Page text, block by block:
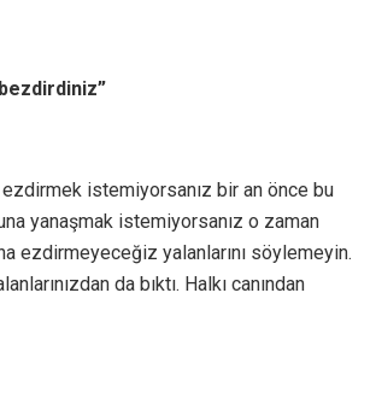
bezdirdiniz”
istemiyorsanız bir an önce bu
yanaşmak istemiyorsanız o zaman
ezdirmeyeceğiz yalanlarını söylemeyin.
da bıktı. Halkı canından